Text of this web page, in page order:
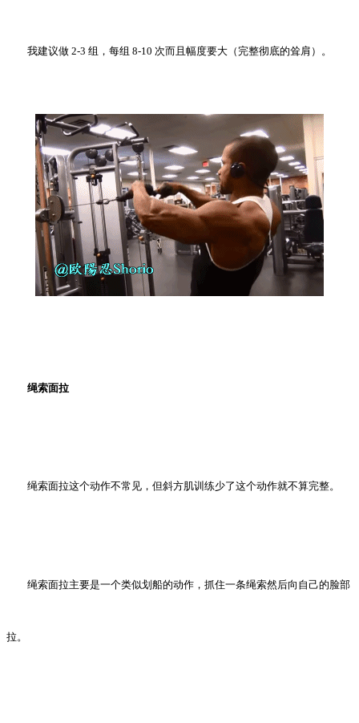
我建议做 2-3 组，每组 8-10 次而且幅度要大（完整彻底的耸肩）。
绳索面拉
绳索面拉这个动作不常见，但斜方肌训练少了这个动作就不算完整。
绳索面拉主要是一个类似划船的动作，抓住一条绳索然后向自己的脸部
拉。